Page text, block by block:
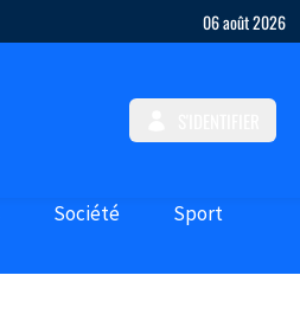
06 août 2026
Société Sport